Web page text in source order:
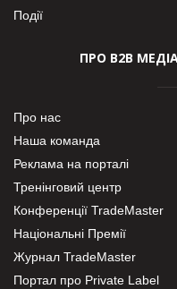
Події
ПРО В2В
Про нас
Наша команда
Реклама на порталі
Тренінговий центр
Конференції TradeMaster
Національні Премії
Журнал TradeMaster
Портал про Private Label